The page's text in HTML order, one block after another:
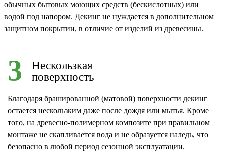
обычных бытовых моющих средств (бескислотных) или
водой под напором. Декинг не нуждается в дополнительном
защитном покрытии, в отличие от изделий из древесины.
3
Нескользкая
поверхность
Благодаря брашированной (матовой) поверхности декинг
остается нескользким даже после дождя или мытья. Кроме
того, на древесно-полимерном композите при правильном
монтаже не скапливается вода и не образуется наледь, что
безопасно в любой период сезонной эксплуатации.